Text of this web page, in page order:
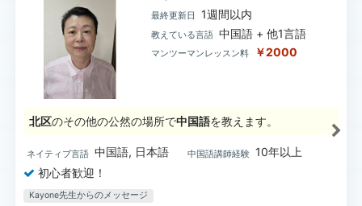
最終更新日 1週間以内
教えている言語 中国語 + 他1言語
マンツーマンレッスン料 ￥2000
北区のその他の公然の場所で中国語を教えます。
ネイティブ言語 中国語, 日本語 中国語講師経験 10年以上
初心者歓迎！
Kayone先生からのメッセージ